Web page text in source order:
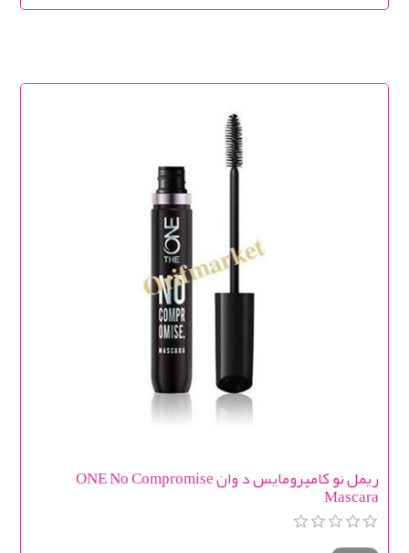
ریمل نو کامپرومایس د وان ONE No Compromise
Mascara